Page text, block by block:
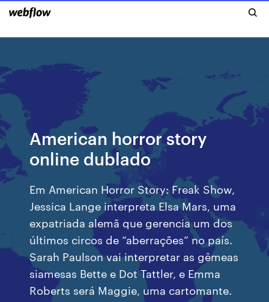
American horror story
online dublado
Em American Horror Story: Freak Show,
Jessica Lange interpreta Elsa Mars, uma
expatriada alemã que gerencia um dos
últimos circos de “aberrações” no país.
Sarah Paulson vai interpretar as gêmeas
siamesas Bette e Dot Tattler, e Emma
Roberts será Maggie, uma cartomante.